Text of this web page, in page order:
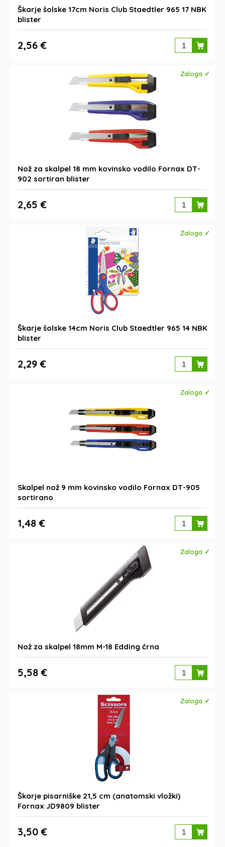
Škarje šolske 17cm Noris Club Staedtler 965 17 NBK
blister
2,56 €
Zaloga ✓
Nož za skalpel 18 mm kovinsko vodilo Fornax DT-
902 sortiran blister
2,65 €
Zaloga ✓
Škarje šolske 14cm Noris Club Staedtler 965 14 NBK
blister
2,29 €
Zaloga ✓
Skalpel nož 9 mm kovinsko vodilo Fornax DT-905
sortirano
1,48 €
Zaloga ✓
Nož za skalpel 18mm M-18 Edding črna
5,58 €
Zaloga ✓
Škarje pisarniške 21,5 cm (anatomski vložki)
Fornax JD9809 blister
3,50 €